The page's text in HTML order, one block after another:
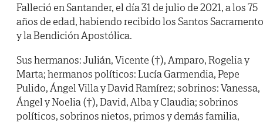
Falleció en Santander, el día 31 de julio de 2021, a los 75
años de edad, habiendo recibido los Santos
y la Bendición Apostólica.
Sus hermanos: Julián, Vicente (†), Amparo, Rogelia y
Marta; hermanos políticos: Lucía Garmendia, Pepe
Pulido, Ángel Villa y David Ramírez; sobrinos: Vanessa,
Ángel y Noelia (†), David, Alba y Claudia; sobrinos
políticos, sobrinos nietos, primos y demás familia,